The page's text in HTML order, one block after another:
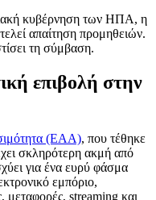
κυβέρνηση των ΗΠΑ, η
απαίτηση προμηθειών.
τη σύμβαση.
επιβολή στην
(EAA), που τέθηκε
σκληρότερη ακμή από
για ένα ευρύ φάσμα
εμπόριο,
μεταφορές, streaming και